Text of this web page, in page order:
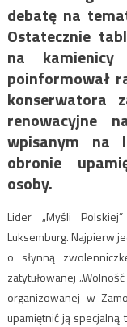
debatę na
Ostatecznie
na
poinformował
konserwatora
renowacyjne
wpisanym na
obronie
osoby.
Lider „Myśli
Luksemburg. Najpierw
o słynną
zatytułowanej
organizowanej w
upamiętnić ją specjalną